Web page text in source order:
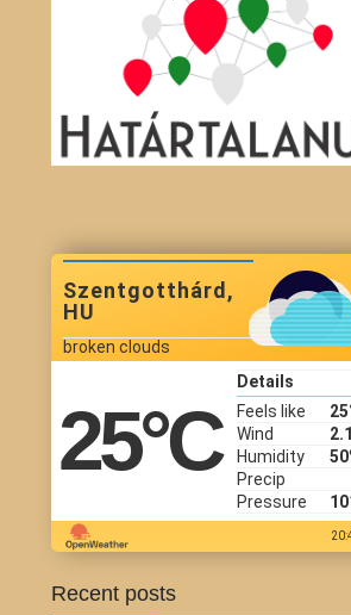
Szentgotthárd,
HU
broken clouds
25°C
Details
Feels like
25
Wind
Humidity
Precip
Pressure
Recent posts